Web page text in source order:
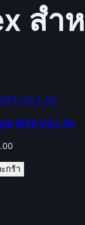
สำ
MT4 V3.1_fix
กร้า